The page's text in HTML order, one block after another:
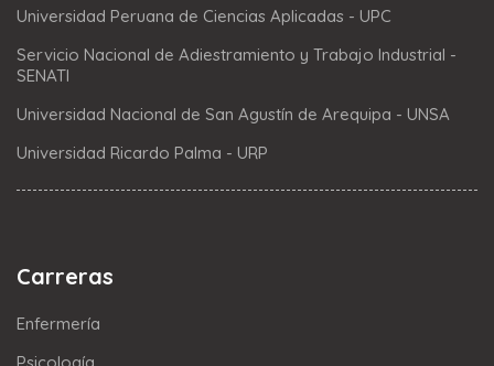
Universidad Peruana de Ciencias Aplicadas - UPC
Servicio Nacional de Adiestramiento y Trabajo Industrial -
SENATI
Universidad Nacional de San Agustín de Arequipa - UNSA
Universidad Ricardo Palma - URP
Carreras
Enfermería